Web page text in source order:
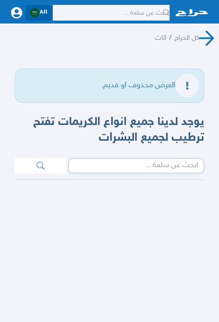
AR
كل الحراج / اثاث
العرض محذوف او قديم.
يوجد لدينا جميع انواع الكريمات تفتح
ترطيب لجميع البشرات